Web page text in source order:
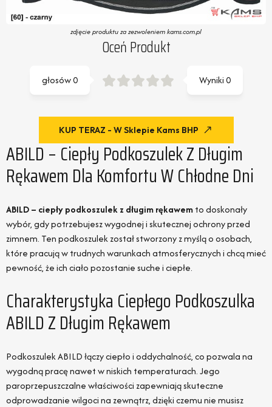
zdjęcie produktu za zezwoleniem kams.com.pl
Oceń Produkt
Wyniki0
głosów0
KUP TERAZ - W Sklepie Kams BHP
ABILD – Ciepły Podkoszulek Z Długim
Rękawem Dla Komfortu W Chłodne Dni
ABILD – ciepły podkoszulek z długim rękawemto doskonały
wybór, gdy potrzebujesz wygodnej i skutecznej ochrony przed
zimnem. Ten podkoszulek został stworzony z myślą o osobach,
które pracują w trudnych warunkach atmosferycznych i chcą mieć
pewność, że ich ciało pozostanie suche i ciepłe.
Charakterystyka Ciepłego Podkoszulka
ABILD Z Długim Rękawem
Podkoszulek ABILD łączy ciepło i oddychalność, co pozwala na
wygodną pracę nawet w niskich temperaturach. Jego
paroprzepuszczalne właściwości zapewniają skuteczne
odprowadzanie wilgoci na zewnątrz, dzięki czemu nie musisz